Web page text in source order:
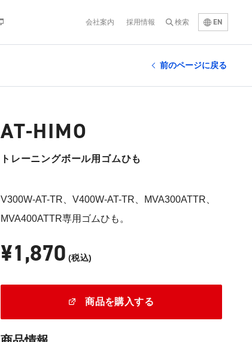
会社案内 採用情報 検索 EN
前のページに戻る
AT-HIMO
トレーニングボール用ゴムひも
V300W-AT-TR、V400W-AT-TR、MVA300ATTR、
MVA400ATTR専用ゴムひも。
¥1,870 (税込)
商品を購入する